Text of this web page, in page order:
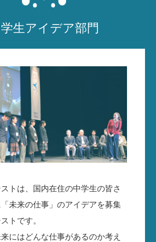
生アイデア部門
トは、国内在住の中学生の皆さ
未来の仕事」のアイデアを募集
トです。
にはどんな仕事があるのか考え